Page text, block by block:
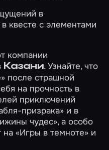
в
квесте с элементами
компании
Казани. Узнайте, что
после страшной
на прочность в
приключений
призрака» и в
чудес», а особо
на«Игры в темноте» и